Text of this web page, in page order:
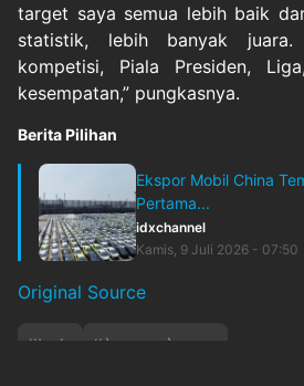
target saya semua lebih baik
statistik, lebih banyak
kompetisi, Piala Presiden,
kesempatan,” pungkasnya.
Berita Pilihan
Ekspor Mobil China
Pertama...
idxchannel
Kamis, 9 Juli 2026 - 07:50
Original Source
#bola #`param`:none